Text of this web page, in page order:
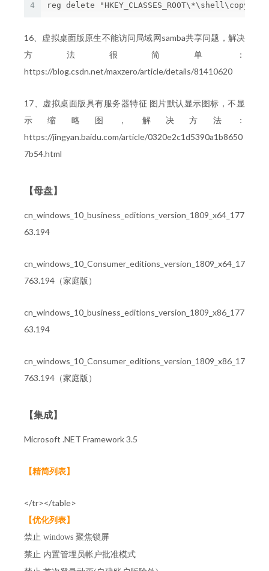
4
16、虚拟桌面版原生不能访问局域网samba共享问题，解决
方法很简单：
https://blog.csdn.net/maxzero/article/details/81410620
17、虚拟桌面版具有服务器特征 图片默认显示图标，不显
示缩略图，解决方法：
https://jingyan.baidu.com/article/0320e2c1d5390a1b8650
7b54.html
【母盘】
cn_windows_10_business_editions_version_1809_x64_177
63.194
cn_windows_10_Consumer_editions_version_1809_x64_17
763.194（家庭版）
cn_windows_10_business_editions_version_1809_x86_177
63.194
cn_windows_10_Consumer_editions_version_1809_x86_17
763.194（家庭版）
【集成】
Microsoft .NET Framework 3.5
【精简列表】
</tr></table>
【优化列表】
禁止 windows 聚焦锁屏
禁止 内置管埋员帐户批准模式